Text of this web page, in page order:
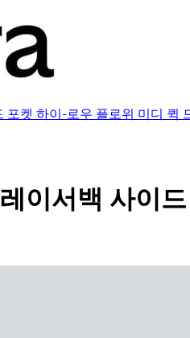
켓 하이-로우 플로위 미디 퀵
이서백 사이